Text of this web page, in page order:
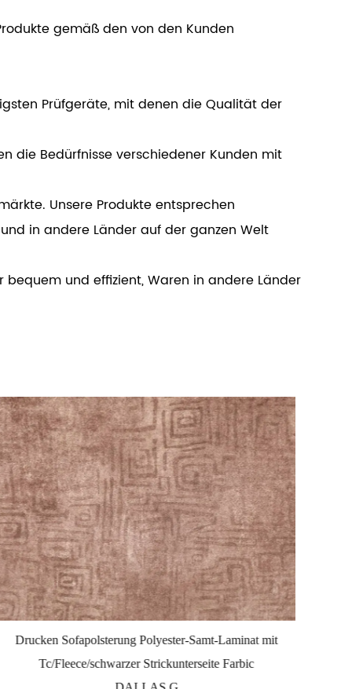
gemäß den von den Kunden
Prüfgeräte, mit denen die Qualität der
die Bedürfnisse verschiedener Kunden mit
Unsere Produkte entsprechen
in andere Länder auf der ganzen Welt
und effizient, Waren in andere Länder
Drucken Sofapolsterung Polyester-Samt-Laminat mit
Tc/Fleece/schwarzer Strickunterseite Farbic